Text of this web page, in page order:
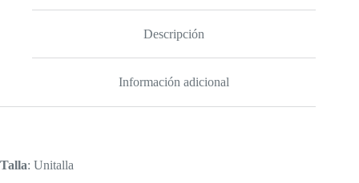
Descripción
Información adicional
Talla: Unitalla